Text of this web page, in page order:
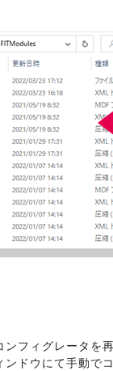
フィグレータを
ドウにて手動